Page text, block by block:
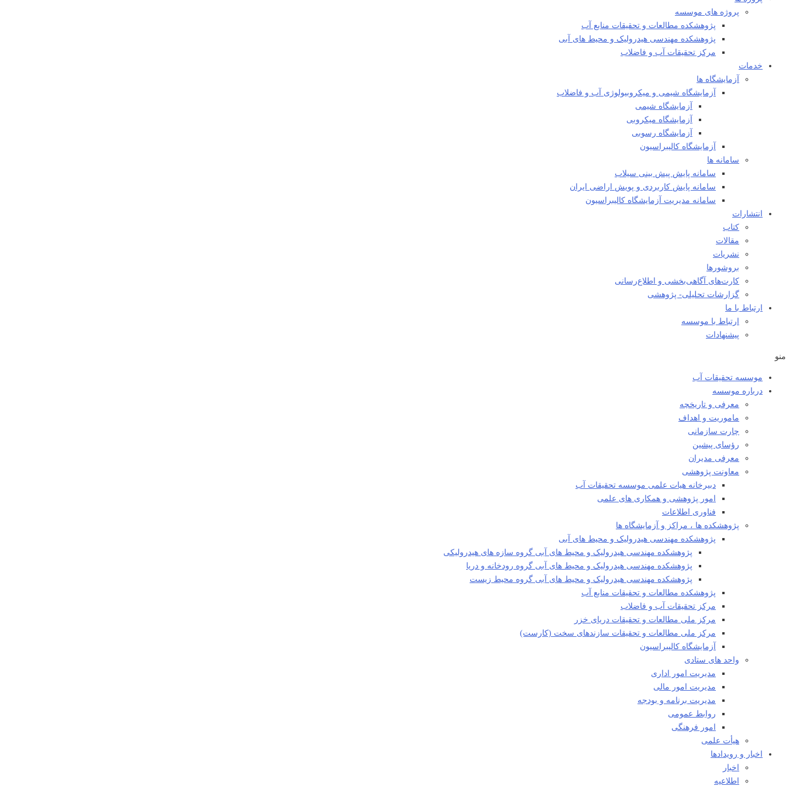
پروژه های موسسه
پژوهشکده مطالعات و تحقيقات منابع آب
پژوهشکده مهندسی هیدرولیک و محیط های آبی
مرکز تحقیقات آب و فاضلاب
خدمات
آزمایشگاه ها
آزمایشگاه شیمی و میکروبیولوژی آب و فاضلاب
آزمایشگاه شیمی
آزمایشگاه میکروبی
آزمایشگاه رسوبی
آزمایشگاه کالیبراسیون
سامانه ها
سامانه پایش پیش بینی سیلاب
سامانه پایش کاربردی و پویش اراضی ایران
سامانه مدیریت آزمایشگاه کالیبراسیون
انتشارات
کتاب
مقالات
نشریات
بروشورها
کارت‌های آگاهی‌بخشی و اطلاع‌رسانی
گزارشات تحلیلی- پژوهشی
ارتباط با ما
ارتباط با موسسه
پیشنهادات
منو
موسسه تحقیقات آب
درباره موسسه
معرفی و تاریخچه
ماموریت و اهداف
چارت سازمانی
رؤسای پیشین
معرفی مدیران
معاونت پژوهشی
دبیرخانه هیات علمی موسسه تحقیقات آب
امور پژوهشی و همکاری های علمی
فناوری اطلاعات
پژوهشکده ها ، مراکز و آزمایشگاه ها
پژوهشکده مهندسی هیدرولیک و محیط های آبی
پژوهشکده مهندسی هیدرولیک و محیط های آبی گروه سازه های هیدرولیکی
پژوهشکده مهندسی هیدرولیک و محیط های آبی گروه رودخانه و دریا
پژوهشکده مهندسی هیدرولیک و محیط های آبی گروه محیط زیست
پژوهشکده مطالعات و تحقیقات منابع آب
مرکز تحقیقات آب و فاضلاب
مرکز ملی مطالعات و تحقیقات دریای خزر
مرکز ملی مطالعات و تحقیقات سازندهای سخت (کارست)
آزمایشگاه کالیبراسیون
واحد های ستادی
مدیریت امور اداری
مدیریت امور مالی
مدیریت برنامه و بودجه
روابط عمومی
امور فرهنگی
هیأت علمی​
اخبار و رویدادها
اخبار
اطلاعیه